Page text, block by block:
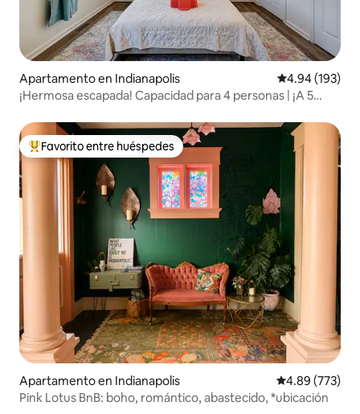
Apartamento en Indianapolis Calificación
4.94 (193)
¡Hermosa escapada! Capacidad para 4 personas | ¡A 5
Favorito entre huéspedes preferido
Favorito entre huéspedes
Apartamento en Indianapolis Calificación
4.89 (773)
Pink Lotus BnB: boho, romántico, abastecido, *ubicación